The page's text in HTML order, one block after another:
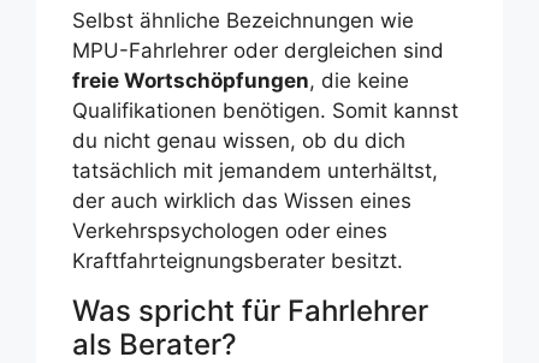
Selbst ähnliche Bezeichnungen wie
MPU-Fahrlehrer oder dergleichen sind
freie Wortschöpfungen, die keine
Qualifikationen benötigen. Somit kannst
du nicht genau wissen, ob du dich
tatsächlich mit jemandem unterhältst,
der auch wirklich das Wissen eines
Verkehrspsychologen oder eines
Kraftfahrteignungsberater besitzt.
Was spricht für Fahrlehrer
als Berater?